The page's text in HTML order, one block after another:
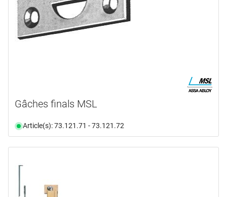
Gâches finals MSL
Article(s): 73.121.71 - 73.121.72